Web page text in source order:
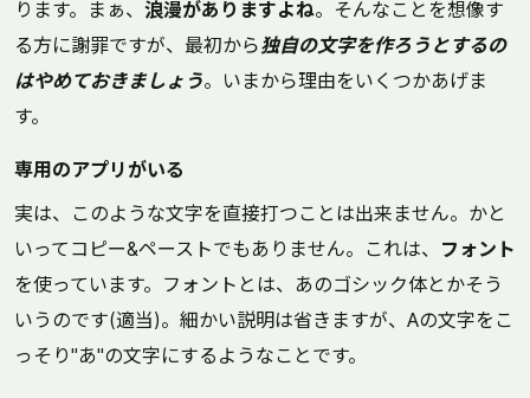
ります。まぁ、 浪漫がありますよね。そんなことを想像す
る方に謝罪ですが、最初から独自の文字を作ろうとするの
はやめておきましょう。いまから理由をいくつかあげま
す。
専用のアプリがいる
実は、このような文字を直接打つことは出来ません。かと
いってコピー&ペーストでもありません。これは、 フォント
を使っています。フォントとは、あのゴシック体とかそう
いうのです(適当)。細かい説明は省きますが、Aの文字をこ
っそり"あ"の文字にするようなことです。